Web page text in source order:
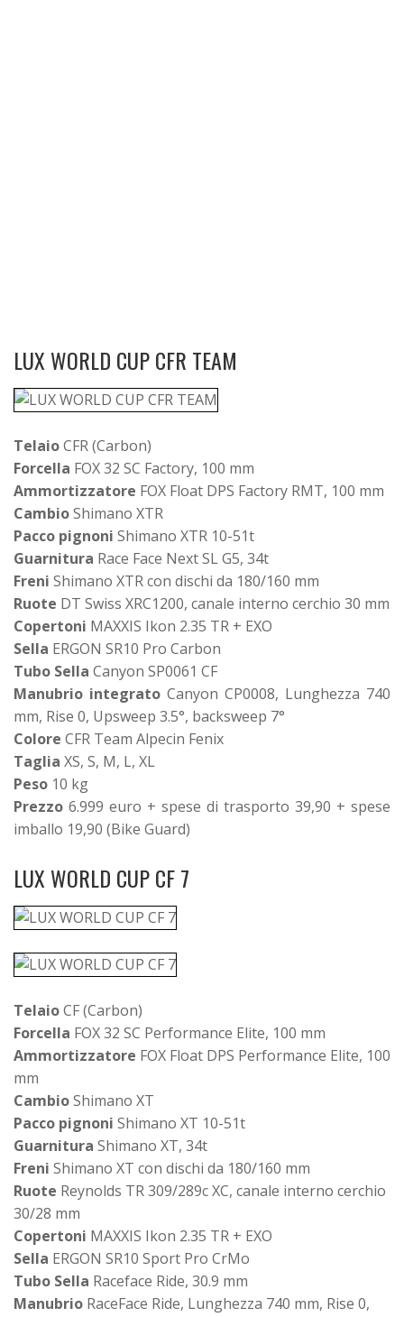
LUX WORLD CUP CFR TEAM
TelaioCFR (Carbon)
Forcella FOX 32 SC Factory, 100 mm
Ammortizzatore FOX Float DPS Factory RMT, 100 mm
CambioShimano XTR
Pacco pignoni Shimano XTR 10-51t
Guarnitura Race Face Next SL G5, 34t
Freni Shimano XTR con dischi da 180/160 mm
Ruote DT Swiss XRC1200, canale interno cerchio 30 mm
Copertoni MAXXIS Ikon 2.35 TR + EXO
Sella ERGON SR10 Pro Carbon
Tubo Sella Canyon SP0061 CF
Manubrio integrato Canyon CP0008, Lunghezza 740
mm, Rise 0, Upsweep 3.5°, backsweep 7°
Colore CFR Team Alpecin Fenix
Taglia XS, S, M, L, XL
Peso 10 kg
Prezzo 6.999 euro + spese di trasporto 39,90 + spese
imballo 19,90 (Bike Guard)
LUX WORLD CUP CF 7
TelaioCF (Carbon)
Forcella FOX 32 SC Performance Elite, 100 mm
Ammortizzatore FOX Float DPS Performance Elite, 100
mm
CambioShimano XT
Pacco pignoni Shimano XT 10-51t
Guarnitura Shimano XT, 34t
Freni Shimano XT con dischi da 180/160 mm
Ruote Reynolds TR 309/289c XC, canale interno cerchio
30/28 mm
Copertoni MAXXIS Ikon 2.35 TR + EXO
Sella ERGON SR10 Sport Pro CrMo
Tubo Sella Raceface Ride, 30.9 mm
Manubrio RaceFace Ride, Lunghezza 740 mm, Rise 0,